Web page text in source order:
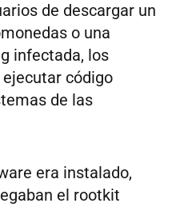
de descargar un
o una
infectada, los
código
de las
era instalado,
el rootkit